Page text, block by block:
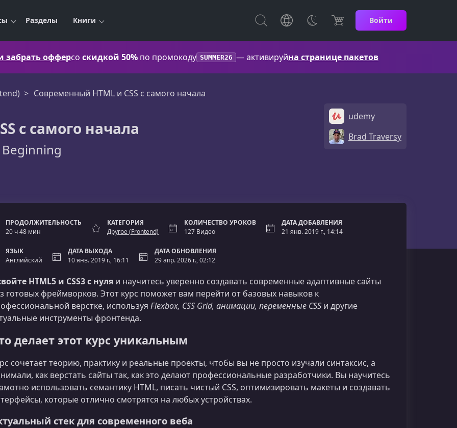
Разделы Книги Войти
забрать офферсо скидкой 50% по промокоду SUMMER26 — активируйна странице пакетов
Современный HTML и CSS с самого начала
с самого начала
Beginning
udemy
Brad Traversy
ПРОДОЛЖИТЕЛЬНОСТЬ
20 ч 48 мин
КАТЕГОРИЯ
Другое (Frontend)
КОЛИЧЕСТВО УРОКОВ
127 Видео
ДАТА ДОБАВЛЕНИЯ
21 янв. 2019 г., 14:14
ЯЗЫК
Английский
ДАТА ВЫХОДА
10 янв. 2019 г., 16:11
ДАТА ОБНОВЛЕНИЯ
29 апр. 2026 г., 02:12
HTML5 и CSS3 с нуля и научитесь уверенно создавать современные адаптивные сайты
готовых фреймворков. Этот курс поможет вам перейти от базовых навыков к
верстке, используя Flexbox, CSS Grid, анимации, переменные CSS и другие
инструменты фронтенда.
делает этот курс уникальным
сочетает теорию, практику и реальные проекты, чтобы вы не просто изучали синтаксис, а
как верстать сайты так, как это делают профессиональные разработчики. Вы научитесь
использовать семантику HTML, писать чистый CSS, оптимизировать макеты и создавать
которые отлично смотрятся на любых устройствах.
стек для современного веба